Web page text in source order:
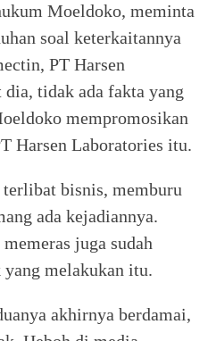
Moeldoko, meminta
soal keterkaitannya
PT Harsen
tidak ada fakta yang
mempromosikan
Harsen Laboratories itu.
bisnis, memburu
ada kejadiannya.
juga sudah
yang melakukan itu.
akhirnya berdamai,